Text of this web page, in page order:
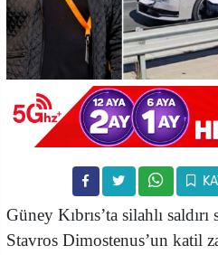
Güney Kıbrıs’ta silahlı
Stavros Dimostenus’un katil